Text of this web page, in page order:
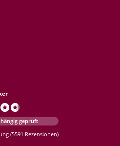
geprüft
(5591 Rezensionen)